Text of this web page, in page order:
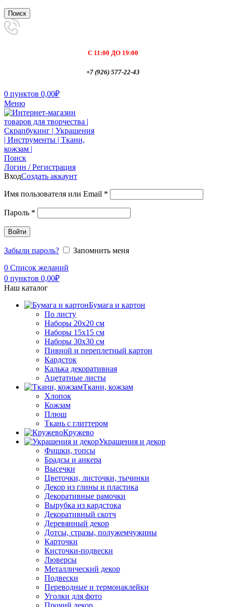
Поиск
С 11:00 ДО 19:00
+7 (926) 577-22-43
0 пунктов 0,00₽
Меню
Поиск
Логин / Регистрация
ВходСоздать аккаунт
Имя пользователя или Email *
Пароль *
Войти
Забыли пароль?
Запомнить меня
0 Список желаний
0 пунктов 0,00₽
Наш каталог
Бумага и картон
По листу
Наборы 20х20 см
Наборы 15х15 см
Наборы 30х30 см
Пивной и переплетный картон
Кардсток
Калька декоративная
Ацетатные листы
Ткани, кожзам
Хлопок
Кожзам
Плюш
Ткань с глиттером
Кружево
Украшения и декор
Фишки, топсы
Брадсы и анкера
Высечки
Цветочки, листочки, тычинки
Декор из глины и пластика
Декоративные рамочки
Вырубка из кардстока
Декоративный скотч
Деревянный декор
Дотсы, стразы, полужемчужины
Карточки
Кисточки-подвески
Люверсы
Металлический декор
Подвески
Переводные и термонаклейки
Уголки для фото
Прочий декор